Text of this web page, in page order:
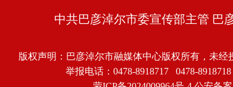
中共巴彦淖尔市委宣传部主管 巴
版权声明：巴彦淖尔市融媒体中心版权所有，未
举报电话：0478-8918717 0478-8918718